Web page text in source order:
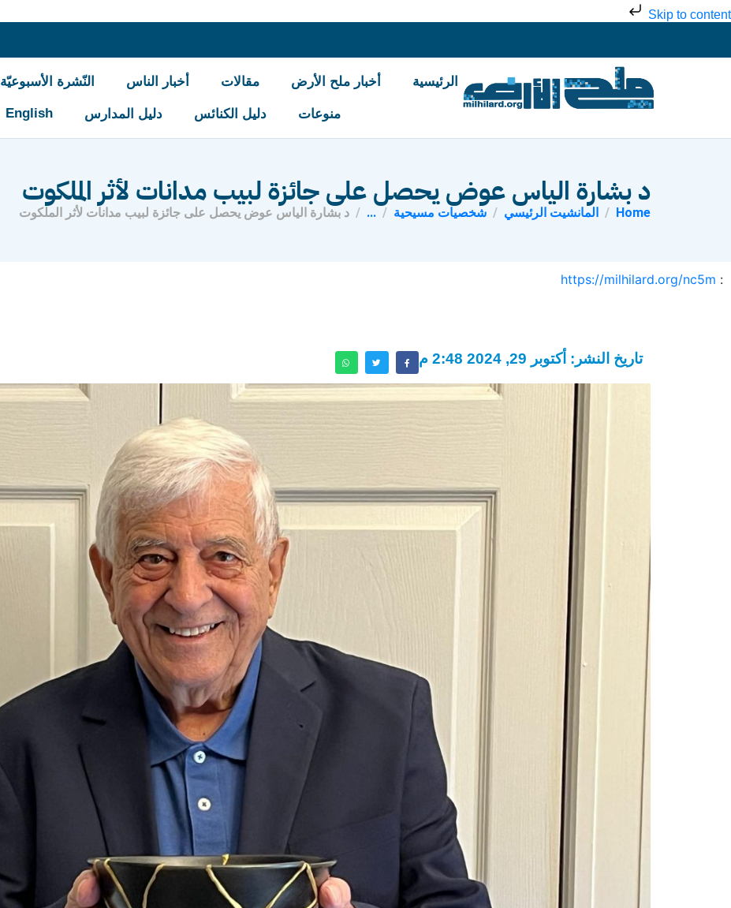
Skip to content
الرئيسية أخبار ملح الأرض مقالات أخبار الناس النّشرة الأسبوعيّة
منوعات دليل الكنائس دليل المدارس English
د بشارة الياس عوض يحصل على جائزة لبيب مدانات لأثر الملكوت
Home المانشيت الرئيسي شخصيات مسيحية ... د بشارة الياس عوض يحصل على جائزة لبيب مدانات لأثر الملكوت
:
https://milhilard.org/nc5m
تاريخ النشر: أكتوبر 29, 2024 2:48 م